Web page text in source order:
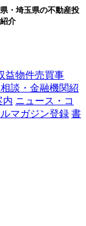
・埼玉県の不動産投
介
益物件売買事
談・金融機関紹
内 ニュース・コ
ルマガジン登録 書